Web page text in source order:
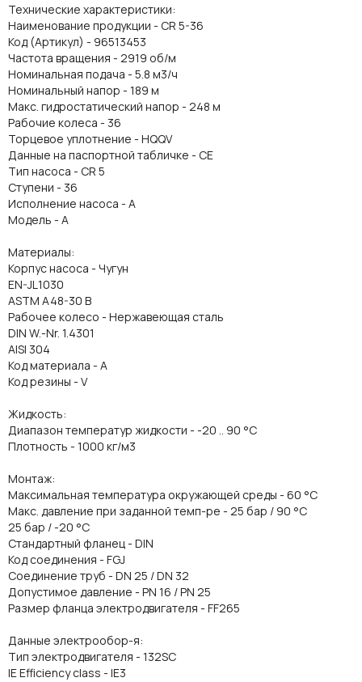
Технические характеристики:
Наименование продукции - CR 5-36
Код (Артикул) - 96513453
Частота вращения - 2919 об/м
Номинальная подача - 5.8 м3/ч
Номинальный напор - 189 м
Макс. гидростатический напор - 248 м
Рабочие колеса - 36
Торцевое уплотнение - HQQV
Данные на паспортной табличке - CE
Тип насоса - CR 5
Ступени - 36
Исполнение насоса - A
Модель - A
Материалы:
Корпус насоса - Чугун
EN-JL1030
ASTM A48-30 B
Рабочее колесо - Нержавеющая сталь
DIN W.-Nr. 1.4301
AISI 304
Код материала - A
Код резины - V
Жидкость:
Диапазон температур жидкости - -20 .. 90 °C
Плотность - 1000 кг/м3
Монтаж:
Максимальная температура окружающей среды - 60 °C
Макс. давление при заданной темп-ре - 25 бар / 90 °C
25 бар / -20 °C
Стандартный фланец - DIN
Код соединения - FGJ
Соединение труб - DN 25 / DN 32
Допустимое давление - PN 16 / PN 25
Размер фланца электродвигателя - FF265
Данные электрообор-я:
Тип электродвигателя - 132SC
IE Efficiency class - IE3